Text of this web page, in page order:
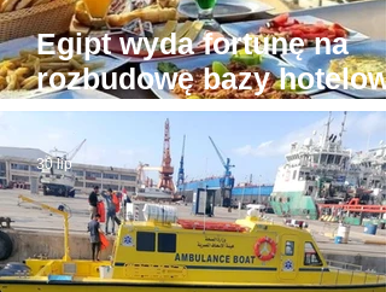
Egipt wyda fortunę na
rozbudowę bazy
wokół Piramid w Gizie
30 lip